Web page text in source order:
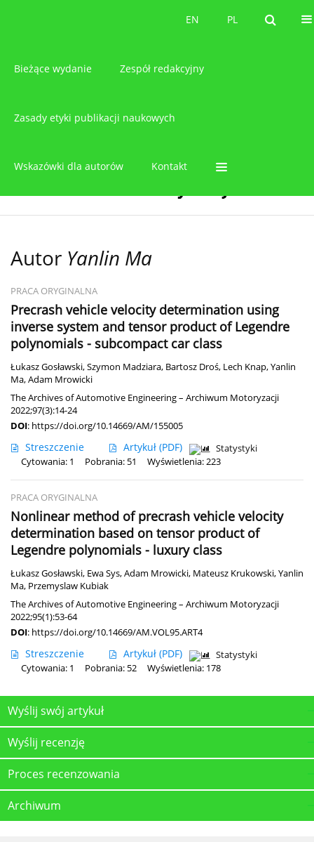
PL
EN PL
EN
Bieżące wydanie Zespół redakcyjny
Zasady etyki publikacji naukowych
Wskazówki dla autorów Kontakt
Autor Yanlin Ma
PRACA ORYGINALNA
Precrash vehicle velocity determination using
inverse system and tensor product of Legendre
polynomials - subcompact car class
Łukasz Gosławski,Szymon Madziara, Bartosz Droś, Lech Knap,Yanlin
Ma,Adam Mrowicki
The Archives of Automotive Engineering – Archiwum Motoryzacji
2022;97(3):14-24
DOI: https://doi.org/10.14669/AM/155005
Streszczenie Artykuł (PDF)
Statystyki
Cytowania: 1
Pobrania: 51 Wyświetlenia: 223
PRACA ORYGINALNA
Nonlinear method of precrash vehicle velocity
determination based on tensor product of
Legendre polynomials - luxury class
Łukasz Gosławski, Ewa Sys,Adam Mrowicki, Mateusz Krukowski,Yanlin
Ma, Przemyslaw Kubiak
The Archives of Automotive Engineering – Archiwum Motoryzacji
2022;95(1):53-64
DOI: https://doi.org/10.14669/AM.VOL95.ART4
Streszczenie Artykuł (PDF)
Statystyki
Cytowania: 1
Pobrania: 52 Wyświetlenia: 178
Wyślij swój artykuł
Wyślij recenzję
Proces recenzowania
Archiwum